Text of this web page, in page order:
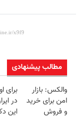
مطالب پیشنهادی
والکس: بازار
امن برای خرید
و فروش
برای
این